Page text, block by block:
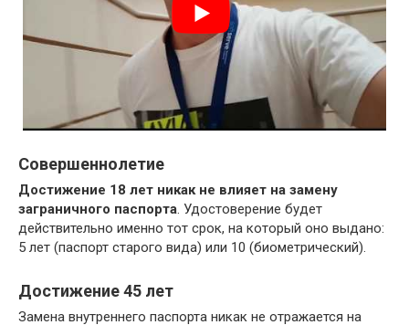
Совершеннолетие
Достижение 18 лет никак не влияет на замену
заграничного паспорта. Удостоверение будет
действительно именно тот срок, на который оно выдано:
5 лет (паспорт старого вида) или 10 (биометрический).
Достижение 45 лет
Замена внутреннего паспорта никак не отражается на